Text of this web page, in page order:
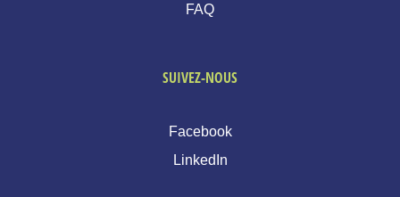
FAQ
SUIVEZ-NOUS
Facebook
LinkedIn